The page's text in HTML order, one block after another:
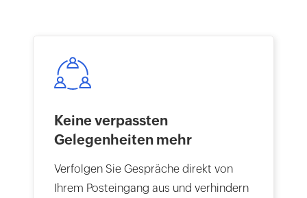
Keine verpassten
Gelegenheiten mehr
Verfolgen Sie Gespräche direkt von
Ihrem Posteingang aus und verhindern